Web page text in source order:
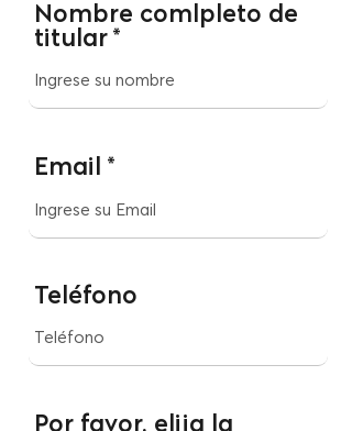
Nombre comlpleto de
titular
Email
Teléfono
Por favor, elija la